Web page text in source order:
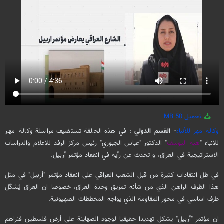
تحميل 50 MB
وكالة مهر للأنباء- القسم الدولي : في هذه الحلقة تستضيف مراسلة وكالة مهر
للانباء "هبه اليوسف" الدكتور "عباس الجبوري" رئيس مركز الرفد للاعلام والدراسات
الاستراتيجية في العراق، و تحدث عن رأيه في انقعاد مؤتمر أربيل.
في ظل انتقادات كثيرة من قبل الشعب العراقي على انعقاد مؤتمر "أربيل" في مثل
هذا الظرف الراهن الذي من شأنه تمزيق وحدة العراق، خصوصا ان العراق يُشكّل
طرف اساسي في محور المقاومة الذي يواجه المخططات الصهيونية.
ان مؤتمر "أربيل" يشكل تهديدا حقيقيا لوجود الصهاينة على أرض فلسطين فنراهم